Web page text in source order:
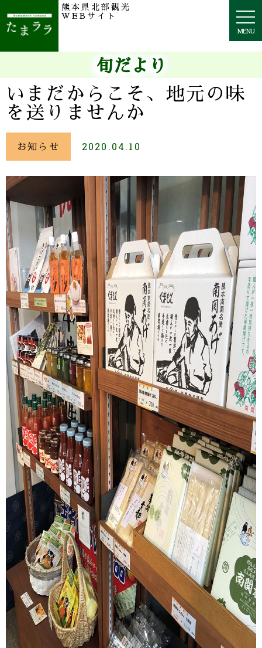
MENU
熊本県北部観光
WEBサイト
旬だより
いまだからこそ、地元の味
を送りませんか
お知らせ 2020.04.10